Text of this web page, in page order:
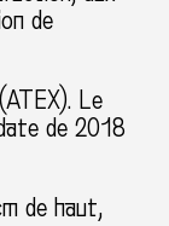
de
Le
de 2018
de haut,